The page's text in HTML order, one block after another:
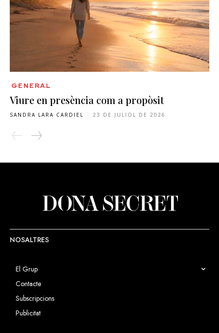
GENERAL
Viure en presència com a propòsit
SANDRA LARA CARDIEL - 23 DE JULIOL DE 2026
NOSALTRES
El Grup
Contacte
Subscripcions
Publicitat